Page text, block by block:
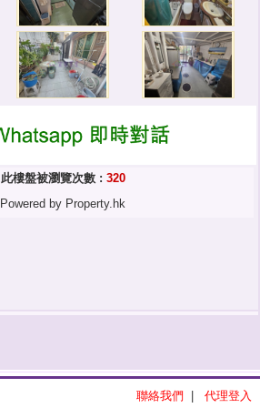
此樓盤被瀏覽次數 : 320
Powered by Property.hk
聯絡我們
代理登入